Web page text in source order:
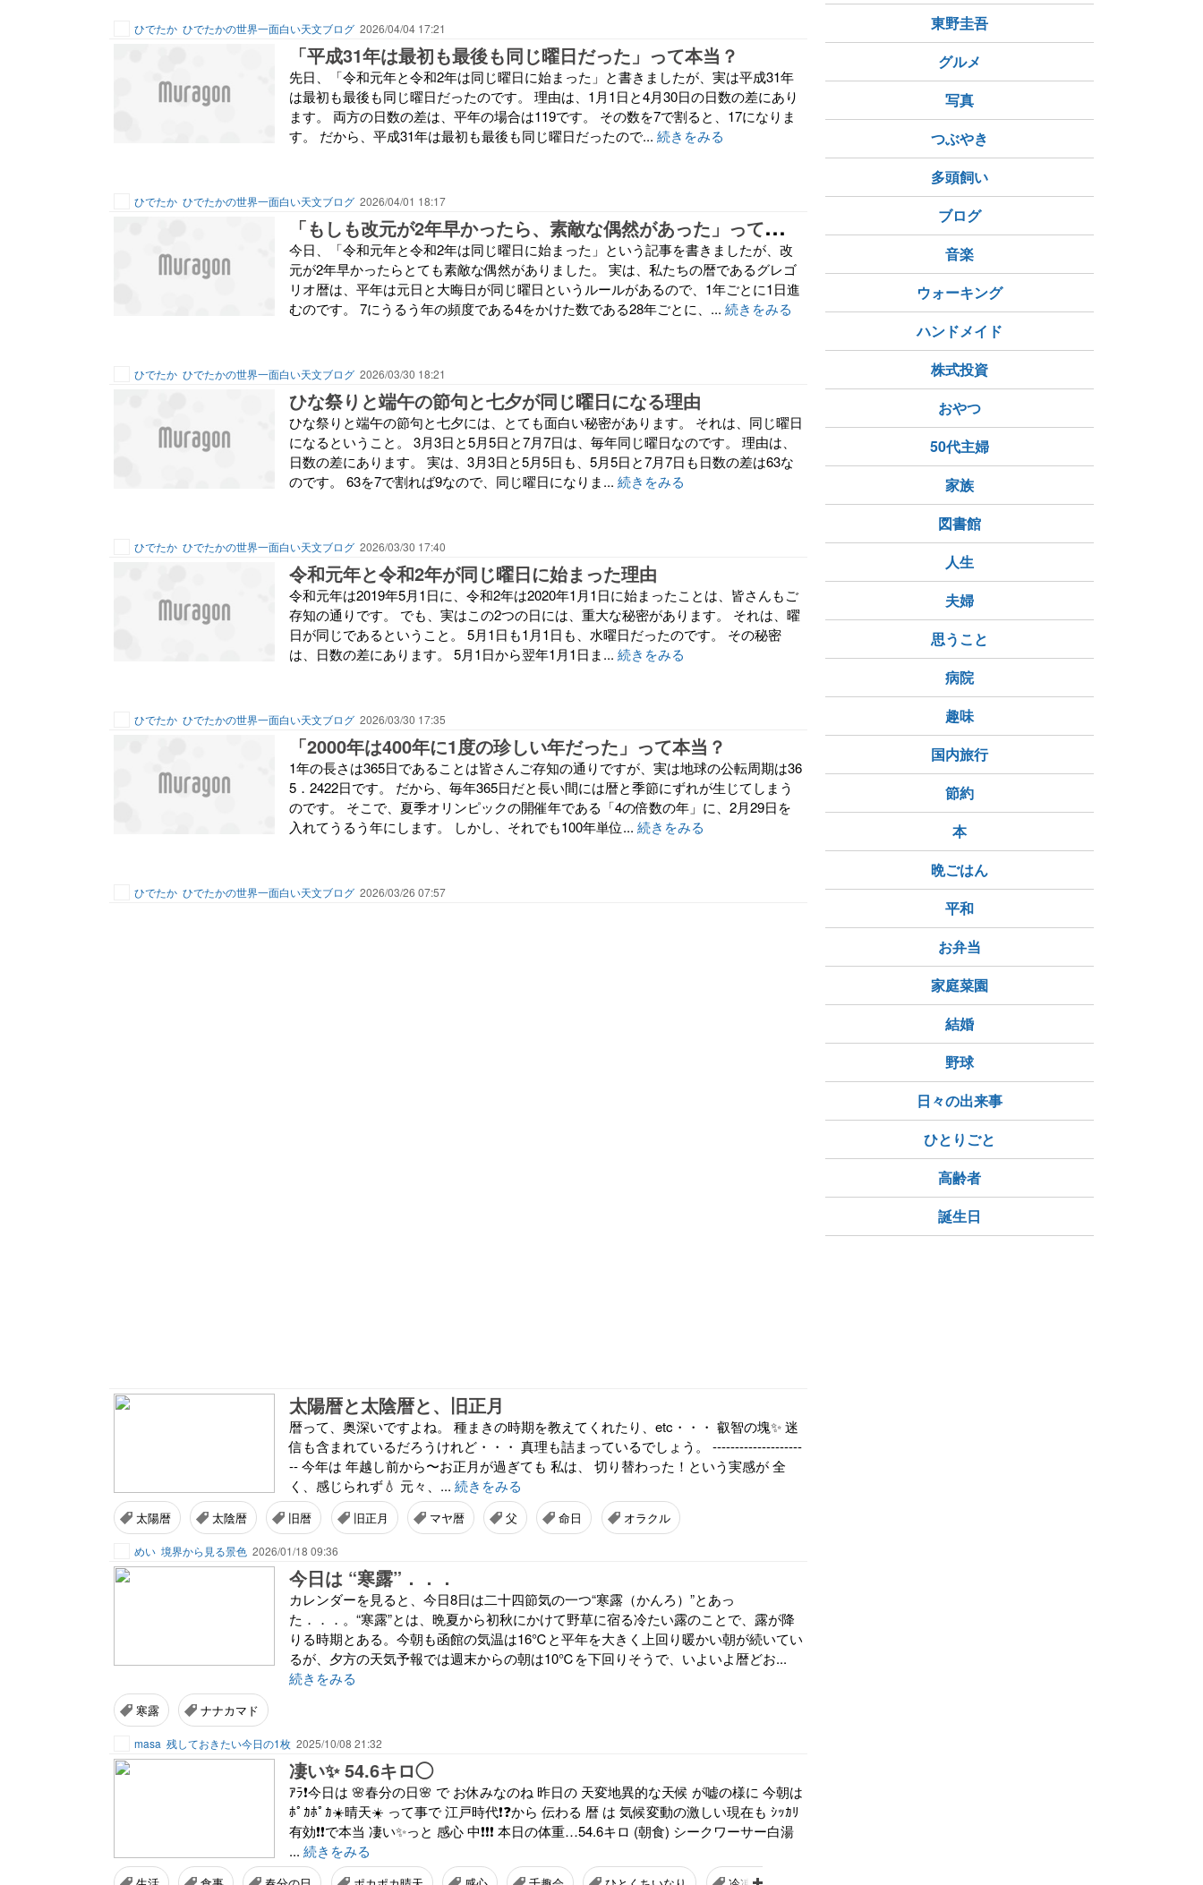
ひでたか ひでたかの世界一面白い天文ブログ 2026/04/04 17:21
「平成31年は最初も最後も同じ曜日だった」って本当？
先日、「令和元年と令和2年は同じ曜日に始まった」と書きましたが、実は平成31年
は最初も最後も同じ曜日だったのです。 理由は、1月1日と4月30日の日数の差にあり
ます。 両方の日数の差は、平年の場合は119です。 その数を7で割ると、17になりま
す。 だから、平成31年は最初も最後も同じ曜日だったので... 続きをみる
ひでたか ひでたかの世界一面白い天文ブログ 2026/04/01 18:17
「
もしも改元が2年早かったら、素敵な偶然があった」って本当？
今日、「令和元年と令和2年は同じ曜日に始まった」という記事を書きましたが、改
元が2年早かったらとても素敵な偶然がありました。 実は、私たちの暦であるグレゴ
リオ暦は、平年は元日と大晦日が同じ曜日というルールがあるので、1年ごとに1日進
むのです。 7にうるう年の頻度である4をかけた数である28年ごとに、... 続きをみる
ひでたか ひでたかの世界一面白い天文ブログ 2026/03/30 18:21
ひな祭りと端午の節句と七夕が同じ曜日になる理由
ひな祭りと端午の節句と七夕には、とても面白い秘密があります。 それは、同じ曜日
になるということ。 3月3日と5月5日と7月7日は、毎年同じ曜日なのです。 理由は、
日数の差にあります。 実は、3月3日と5月5日も、5月5日と7月7日も日数の差は63な
のです。 63を7で割れば9なので、同じ曜日になりま... 続きをみる
ひでたか ひでたかの世界一面白い天文ブログ 2026/03/30 17:40
令和元年と令和2年が同じ曜日に始まった理由
令和元年は2019年5月1日に、令和2年は2020年1月1日に始まったことは、皆さんもご
存知の通りです。 でも、実はこの2つの日には、重大な秘密があります。 それは、曜
日が同じであるということ。 5月1日も1月1日も、水曜日だったのです。 その秘密
は、日数の差にあります。 5月1日から翌年1月1日ま... 続きをみる
ひでたか ひでたかの世界一面白い天文ブログ 2026/03/30 17:35
「2000年は400年に1度の珍しい年だった」って本当？
1年の長さは365日であることは皆さんご存知の通りですが、実は地球の公転周期は36
5．2422日です。 だから、毎年365日だと長い間には暦と季節にずれが生じてしまう
のです。 そこで、夏季オリンピックの開催年である「4の倍数の年」に、2月29日を
入れてうるう年にします。 しかし、それでも100年単位... 続きをみる
ひでたか ひでたかの世界一面白い天文ブログ 2026/03/26 07:57
太陽暦と太陰暦と、旧正月
暦って、奥深いですよね。 種まきの時期を教えてくれたり、etc・・・ 叡智の塊✨ 迷
信も含まれているだろうけれど・・・ 真理も詰まっているでしょう。 --------------------
-- 今年は 年越し前から〜お正月が過ぎても 私は、 切り替わった！という実感が 全
く、感じられず💧 元々、... 続きをみる
太陽暦 太陰暦 旧暦 旧正月 マヤ暦 父 命日 オラクル
めい 境界から見る景色 2026/01/18 09:36
今日は “寒露”．．．
カレンダーを見ると、今日8日は二十四節気の一つ“寒露（かんろ）”とあっ
た．．．。“寒露”とは、晩夏から初秋にかけて野草に宿る冷たい露のことで、露が降
りる時期とある。今朝も函館の気温は16℃と平年を大きく上回り暖かい朝が続いてい
るが、夕方の天気予報では週末からの朝は10℃を下回りそうで、いよいよ暦どお...
続きをみる
寒露 ナナカマド
masa 残しておきたい今日の1枚 2025/10/08 21:32
凄い✨ 54.6キロ◯
ｱﾗ❗今日は 🌸春分の日🌸 で お休みなのね 昨日の 天変地異的な天候 が嘘の様に 今朝は
ﾎﾟｶﾎﾟｶ☀️晴天☀️ って事で 江戸時代❗❓から 伝わる 暦 は 気候変動の激しい現在も ｼｯｶﾘ
有効❗❗で本当 凄い✨っと 感心 中❗❗❗ 本日の体重…54.6キロ (朝食) シークワーサー白湯
... 続きをみる
東野圭吾
グルメ
写真
つぶやき
多頭飼い
ブログ
音楽
ウォーキング
ハンドメイド
株式投資
おやつ
50代主婦
家族
図書館
人生
夫婦
思うこと
病院
趣味
国内旅行
節約
本
晩ごはん
平和
お弁当
家庭菜園
結婚
野球
日々の出来事
ひとりごと
高齢者
誕生日